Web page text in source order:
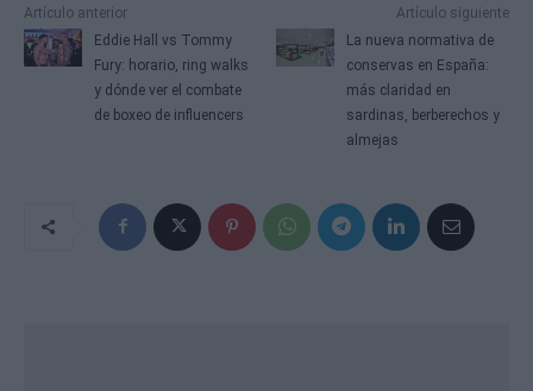
Artículo anterior
Eddie Hall vs Tommy
Fury: horario, ring walks
y dónde ver el combate
de boxeo de influencers
Artículo siguiente
La nueva normativa de
conservas en España:
más claridad en
sardinas, berberechos y
almejas